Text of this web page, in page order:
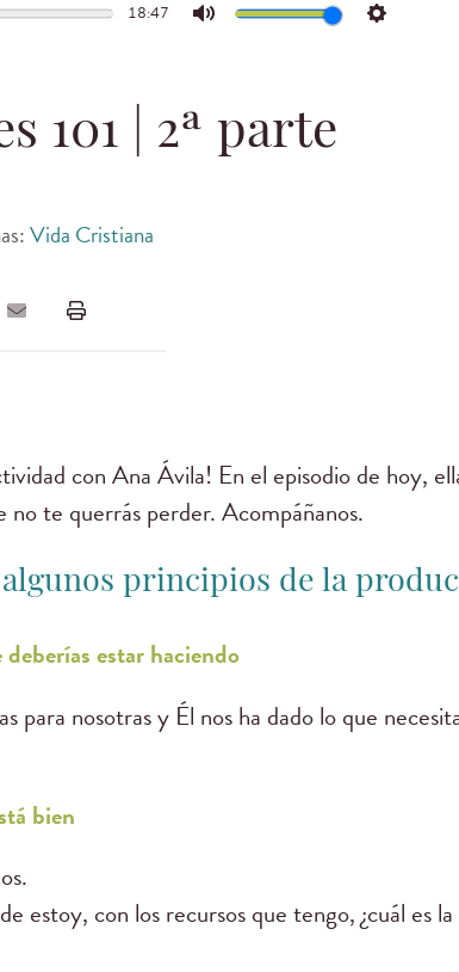
18:47
Mute Settings
101 | 2ª parte
Vida Cristiana
con Ana Ávila! En el episodio de hoy,
te querrás perder. Acompáñanos.
principios de la
estar haciendo
para nosotras y Él nos ha dado lo que
bien
estoy, con los recursos que tengo, ¿cuál es